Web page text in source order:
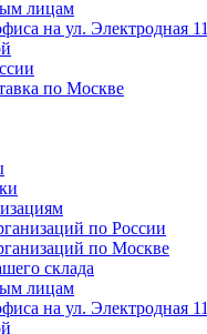
лицам
на ул. Электродная 11
по Москве
по России
по Москве
склада
лицам
на ул. Электродная 11